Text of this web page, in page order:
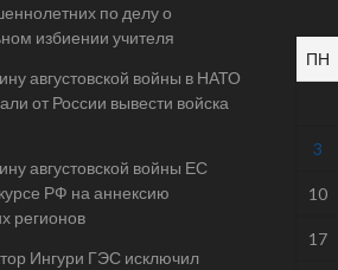
по делу о
избиении учителя
августовской войны в НАТО
от России вывести войска
августовской войны ЕС
РФ на аннексию
регионов
Ингури ГЭС исключил
ПН
3
10
17